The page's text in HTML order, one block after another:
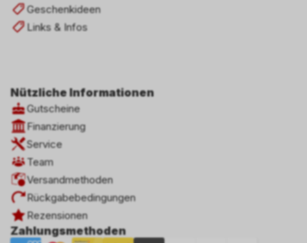
Geschenkideen
Links & Infos
Nützliche Informationen
Gutscheine
Finanzierung
Service
Team
Versandmethoden
Rückgabebedingungen
Rezensionen
Zahlungsmethoden